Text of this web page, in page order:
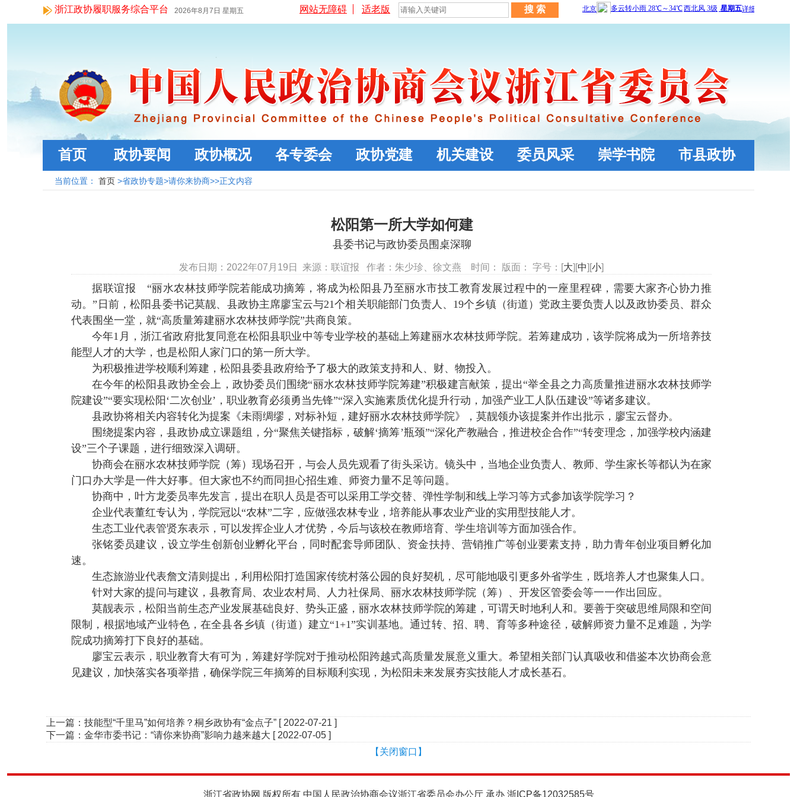
浙江政协履职服务综合平台 网站无障碍 适老版
2026年8月7日 星期五
首页 政协要闻 政协概况 各专委会 政协党建 机关建设 委员风采 崇学书院 市县政协
当前位置： 首页 >省政协专题>请你来协商>>正文内容
松阳第一所大学如何建
县委书记与政协委员围桌深聊
发布日期：2022年07月19日 来源：联谊报 作者：朱少珍、徐文燕 时间： 版面： 字号：[大][中][小]
据联谊报 “丽水农林技师学院若能成功摘筹，将成为松阳县乃至丽水市技工教育发展过程中的一座里程碑，需要大家齐心协力推
动。”日前，松阳县委书记莫靓、县政协主席廖宝云与21个相关职能部门负责人、 19个乡镇（街道）党政主要负责人以及政协委员、群众
代表围坐一堂，就“高质量筹建丽水农林技师学院”共商良策。
今年1 月，浙江省政府批复同意在松阳县职业中等专业学校的基础上筹建丽水农林技师学院。若筹建成功，该学院将成为一所培养技
能型人才的大学，也是松阳人家门口的第一所大学。
为积极推进学校顺利筹建，松阳县委县政府给予了极大的政策支持和人、财、物投入。
在今年的松阳县政协全会上，政协委员们围绕“丽水农林技师学院筹建”积极建言献策，提出“举全县之力高质量推进丽水农林技师学
院建设”“要实现松阳‘二次创业’，职业教育必须勇当先锋”“深入实施素质优化提升行动，加强产业工人队伍建设”等诸多建议。
县政协将相关内容转化为提案《未雨绸缪，对标补短，建好丽水农林技师学院》，莫靓领办该提案并作出批示，廖宝云督办。
围绕提案内容，县政协成立课题组，分“聚焦关键指标，破解‘摘筹’瓶颈”“深化产教融合，推进校企合作”“转变理念，加强学校内涵建
设”三个子课题，进行细致深入调研。
协商会在丽水农林技师学院（筹）现场召开，与会人员先观看了街头采访。镜头中，当地企业负责人、教师、学生家长等都认为在家
门口办大学是一件大好事。但大家也不约而同担心招生难、师资力量不足等问题。
协商中，叶方龙委员率先发言，提出在职人员是否可以采用工学交替、弹性学制和线上学习等方式参加该学院学习？
企业代表董红专认为，学院冠以“农林”二字，应做强农林专业，培养能从事农业产业的实用型技能人才。
生态工业代表管贤东表示，可以发挥企业人才优势，今后与该校在教师培育、学生培训等方面加强合作。
张铭委员建议，设立学生创新创业孵化平台，同时配套导师团队、资金扶持、营销推广等创业要素支持，助力青年创业项目孵化加
速。
生态旅游业代表詹文清则提出，利用松阳打造国家传统村落公园的良好契机，尽可能地吸引更多外省学生，既培养人才也聚集人口。
针对大家的提问与建议，县教育局、农业农村局、人力社保局、丽水农林技师学院（筹）、开发区管委会等一一作出回应。
莫靓表示，松阳当前生态产业发展基础良好、势头正盛，丽水农林技师学院的筹建，可谓天时地利人和。要善于突破思维局限和空间
限制，根据地域产业特色，在全县各乡镇（街道）建立“1+1”实训基地。通过转、招、聘、育等多种途径，破解师资力量不足难题，为学
院成功摘筹打下良好的基础。
廖宝云表示，职业教育大有可为，筹建好学院对于推动松阳跨越式高质量发展意义重大。希望相关部门认真吸收和借鉴本次协商会意
见建议，加快落实各项举措，确保学院三年摘筹的目标顺利实现，为松阳未来发展夯实技能人才成长基石。
上一篇： 技能型“千里马”如何培养？桐乡政协有“金点子” [ 2022-07-21 ]
下一篇： 金华市委书记：“请你来协商”影响力越来越大 [ 2022-07-05 ]
【关闭窗口】
浙江省政协网 版权所有 中国人民政治协商会议浙江省委员会办公厅 承办 浙ICP备12032585号